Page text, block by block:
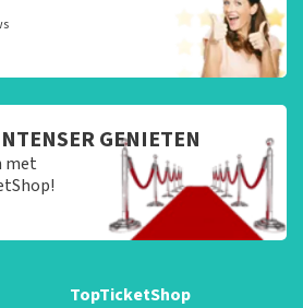
GENIETEN
met
TopTicketShop